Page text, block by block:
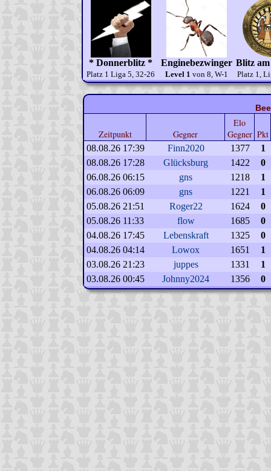
* Donnerblitz *
Platz 1 Liga 5, 32-26
Enginebezwinger
Level 1 von 8, W-1
Blitz
Platz 1,
Zeitpunkt Gegner
Elo
Gegner Pkt
08.08.26 17:39 Finn2020 1377
1
08.08.26 17:28
Glücksburg 1422
0
06.08.26 06:15
gns 1218
1
06.08.26 06:09
gns 1221
1
05.08.26 21:51
Roger22 1624
0
05.08.26 11:33
flow 1685
0
04.08.26 17:45
Lebenskraft 1325
0
04.08.26 04:14
Lowox 1651
1
03.08.26 21:23
juppes 1331
1
03.08.26 00:45
Johnny2024 1356 0